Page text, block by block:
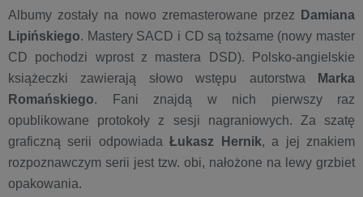
Albumy zostały na nowo zremasterowane przez
Damiana
Lipińskiego. Mastery SACD i CD są tożsame (nowy master
CD pochodzi wprost z mastera DSD). Polsko-angielskie
książeczki zawierają słowo wstępu autorstwa
Marka
Romańskiego. Fani znajdą w nich pierwszy raz
opublikowane protokoły z sesji nagraniowych. Za szatę
graficzną serii odpowiadaŁukasz Hernik, a jej znakiem
rozpoznawczym serii jest tzw. obi, nałożone na lewy grzbiet
opakowania.